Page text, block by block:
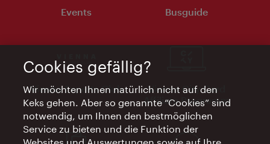
Events Busguide
Vienna Experts Club
Vienna City Card
Affiliate Programm
Cookies gefällig?
Wir möchten Ihnen natürlich nicht auf den
Keks gehen. Aber so genannte “Cookies” sind
notwendig, um Ihnen den bestmöglichen
Service zu bieten und die Funktion der